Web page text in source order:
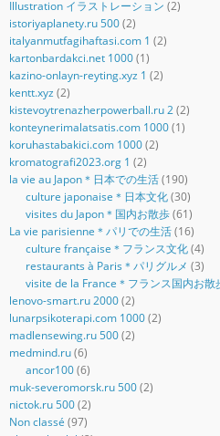
Illustration イラストレーション (2)
istoriyaplanety.ru 500(2)
italyanmutfagihaftasi.com 1 (2)
kartonbardakci.net 1000(1)
kazino-onlayn-reyting.xyz 1 (2)
kentt.xyz (2)
kistevoytrenazherpowerball.ru 2(2)
konteynerimalatsatis.com 1000(1)
koruhastabakici.com 1000(2)
kromatografi2023.org 1 (2)
la vie au Japon＊日本での生活(190)
culture japonaise＊日本文化(30)
visites du Japon＊国内お散歩(61)
La vie parisienne＊パリでの生活(16)
culture française＊フランス文化(4)
restaurants à Paris＊パリグルメ (3)
visite de la France＊フランス国内お散
lenovo-smart.ru 2000(2)
lunarpsikoterapi.com 1000(2)
madlensewing.ru 500(2)
medmind.ru(6)
ancor100(6)
muk-severomorsk.ru 500(2)
nictok.ru 500(2)
Non classé (97)